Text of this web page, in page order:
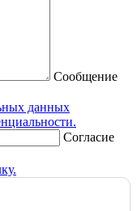
Сообщение
данных
Согласие